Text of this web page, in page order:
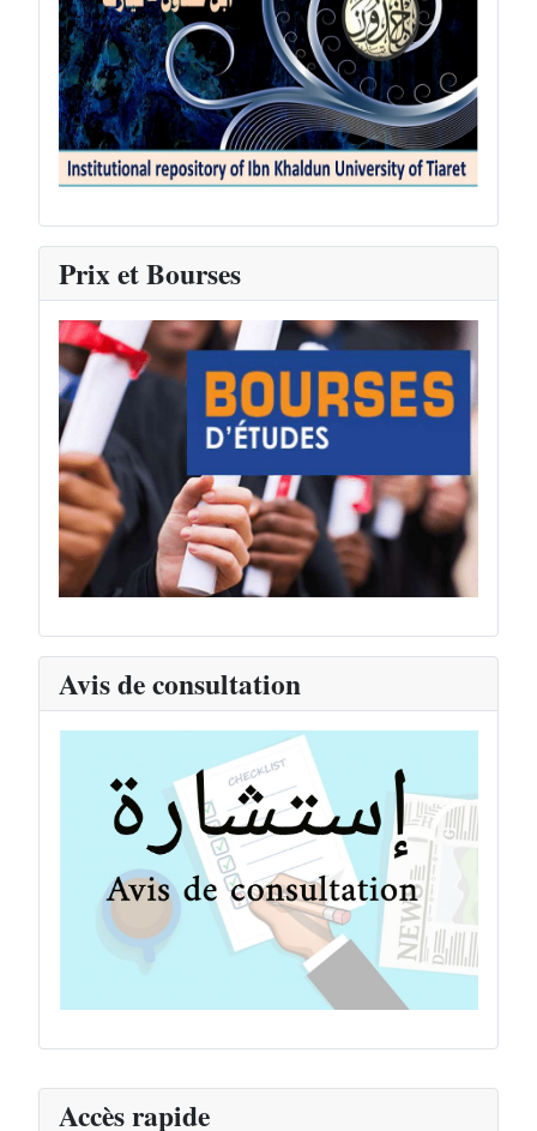
Accès rapide
Prix et Bourses
Avis de consultation